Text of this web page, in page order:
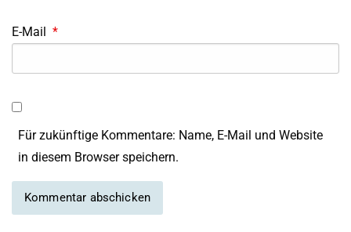
E-Mail *
Für zukünftige Kommentare: Name, E-Mail und Website
in diesem Browser speichern.